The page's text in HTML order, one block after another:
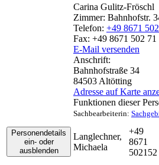
Carina Gulitz-Fröschl
Zimmer: Bahnhofstr.
Telefon: +49 8671
Fax: +49 8671 502 71
E-Mail versenden
Anschrift:
Bahnhofstraße 34
84503 Altötting
Adresse auf Karte
Funktionen dieser
Sachbearbeiterin:
Personendetails
ein- oder
ausblenden
Langlechner,
Michaela
+49
8671
502152